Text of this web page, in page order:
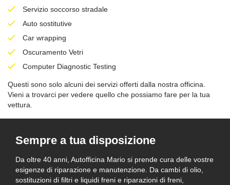
Servizio soccorso stradale
Auto sostitutive
Car wrapping
Oscuramento Vetri
Computer Diagnostic Testing
Questi sono solo alcuni dei servizi offerti dalla nostra officina.
Vieni a trovarci per vedere quello che possiamo fare per la tua
vettura.
Sempre a tua disposizione
Da oltre 40 anni, Autofficina Mario si prende cura delle vostre
esigenze di riparazione e manutenzione. Da cambi di olio,
sostituzioni di filtri e liquidi freni e riparazioni di freni,